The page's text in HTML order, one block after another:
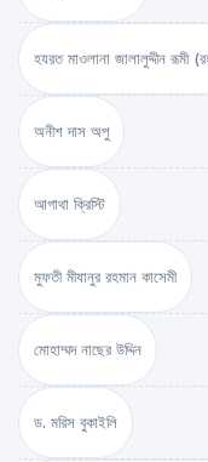
হযরত মাওলানা জালালুদ্দীন রূমী
অনীশ দাস অপু
আগাথা ক্রিস্টি
মুফতী মীযানুর রহমান কাসেমী
মোহাম্মদ নাছের উদ্দিন
ড. মরিস বুকাইলি